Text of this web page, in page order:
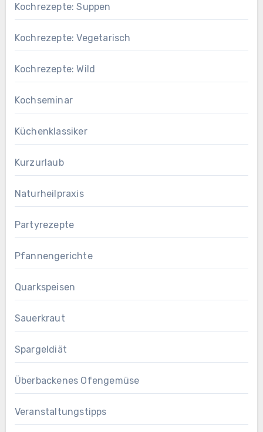
Kochrezepte: Suppen
Kochrezepte: Vegetarisch
Kochrezepte: Wild
Kochseminar
Küchenklassiker
Kurzurlaub
Naturheilpraxis
Partyrezepte
Pfannengerichte
Quarkspeisen
Sauerkraut
Spargeldiät
Überbackenes Ofengemüse
Veranstaltungstipps